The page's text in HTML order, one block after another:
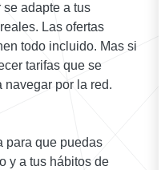
se adapte a tus
Las ofertas
todo incluido. Mas si
tarifas que se
navegar por la red.
para que puedas
y a tus hábitos de